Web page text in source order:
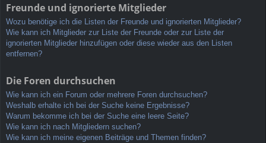
Freunde und ignorierte Mitglieder
Wozu benötige ich die Listen der Freunde und ignorierten Mitglieder?
Wie kann ich Mitglieder zur Liste der Freunde oder zur Liste der
ignorierten Mitglieder hinzufügen oder diese wieder aus den Listen
entfernen?
Die Foren durchsuchen
Wie kann ich ein Forum oder mehrere Foren durchsuchen?
Weshalb erhalte ich bei der Suche keine Ergebnisse?
Warum bekomme ich bei der Suche eine leere Seite?
Wie kann ich nach Mitgliedern suchen?
Wie kann ich meine eigenen Beiträge und Themen finden?